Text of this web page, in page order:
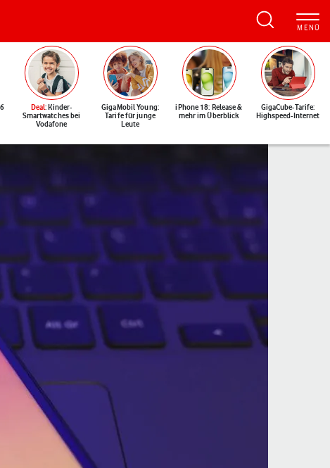
Deal: Kinder-
Smartwatches bei
Vodafone
GigaMobil Young:
Tarife für junge
Leute
iPhone 18: Release &
mehr im Überblick
GigaCube-Tarife:
Highspeed-Internet